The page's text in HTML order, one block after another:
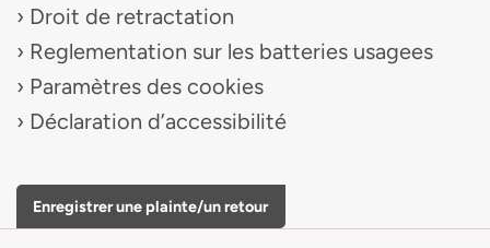
Droit de retractation
Reglementation sur les batteries usagees
Paramètres des cookies
Déclaration d’accessibilité
Enregistrer une plainte/un retour